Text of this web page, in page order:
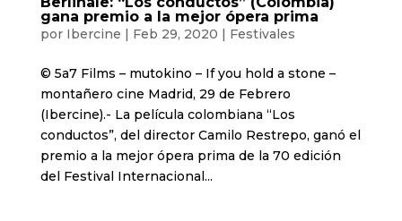
gana premio a la mejor ópera prima
por Ibercine | Feb 29, 2020 | Festivales
© 5a7 Films – mutokino – If you hold a stone –
montañero cine Madrid, 29 de Febrero
(Ibercine).- La película colombiana “Los
conductos”, del director Camilo Restrepo, ganó el
premio a la mejor ópera prima de la 70 edición
del Festival Internacional...